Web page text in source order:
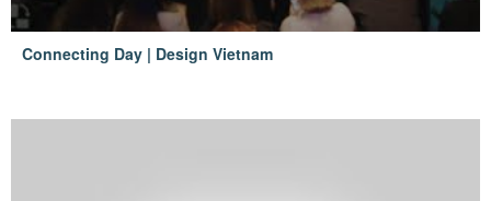
Connecting Day | Design Vietnam